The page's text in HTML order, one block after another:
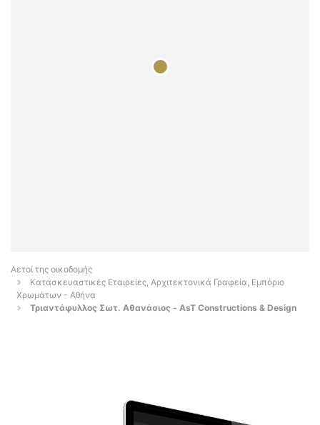
Αετοί της οικοδομής
Κατασκευαστικές Εταιρείες, Αρχιτεκτονικά Γραφεία, Εμπόριο
Χρωμάτων - Αθήνα
Τριαντάφυλλος Σωτ. Αθανάσιος - AsT Constructions & Design